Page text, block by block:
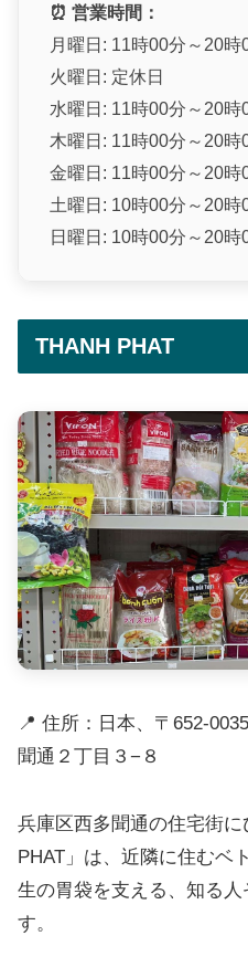
⏰ 営業時間：
月曜日: 11時00分～20時
火曜日: 定休日
水曜日: 11時00分～20時
木曜日: 11時00分～20時
金曜日: 11時00分～20時
土曜日: 10時00分～20時
日曜日: 10時00分～20時
THANH PHAT
📍 住所：日本、〒652-
聞通２丁目３−８
兵庫区西多聞通の住宅街
PHAT」は、近隣に住むベ
生の胃袋を支える、知る
す。